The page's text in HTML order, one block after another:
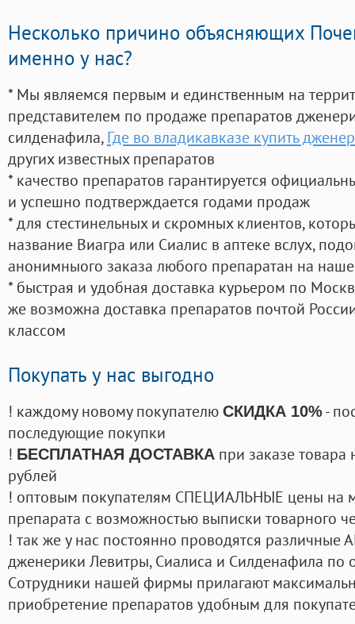
Несколько причино объясняющих
именно у нас?
* Мы являемся первым и единственным на
представителем по продаже препаратов
силденафила, Где во владикавказе купить
других известных препаратов
* качество препаратов гарантируется
и успешно подтверждается годами продаж
* для стестинельных и скромных клиентов,
название Виагра или Сиалис в аптеке вслух,
анонимныого заказа любого препаратан на
* быстрая и удобная доставка курьером по
же возможна доставка препаратов почтой
классом
Покупать у нас выгодно
! каждому новому покупателю СКИДКА 10%-
последующие покупки
! БЕСПЛАТНАЯ ДОСТАВКА при заказе
рублей
! оптовым покупателям СПЕЦИАЛЬНЫЕ цены на
препарата с возможностью выписки товарного
! так же у нас постоянно проводятся
дженерики Левитры, Сиалиса и Силденафила по
Cотрудники нашей фирмы прилагают
приобретение препаратов удобным для